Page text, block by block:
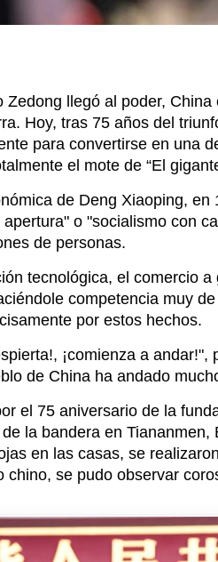
Zedong llegó al poder,
Hoy, tras 75 años del
para convertirse en una
el mote de “El
de Deng Xiaoping,
apertura" o "socialismo con
de personas.
tecnológica, el comercio
competencia muy
por estos hechos.
¡comienza a
de China ha andado
el 75 aniversario de la
la bandera en
en las casas, se
chino, se pudo observar